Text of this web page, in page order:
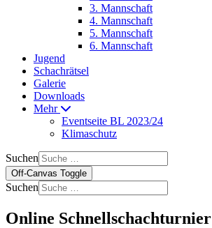
3. Mannschaft
4. Mannschaft
5. Mannschaft
6. Mannschaft
Jugend
Schachrätsel
Galerie
Downloads
Mehr
Eventseite BL 2023/24
Klimaschutz
Suchen
Off-Canvas Toggle
Suchen
Online Schnellschachturnier